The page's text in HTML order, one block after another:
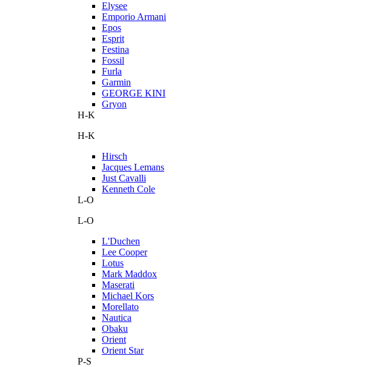
Elysee
Emporio Armani
Epos
Esprit
Festina
Fossil
Furla
Garmin
GEORGE KINI
Gryon
H-K
H-K
Hirsch
Jacques Lemans
Just Cavalli
Kenneth Cole
L-O
L-O
L'Duchen
Lee Cooper
Lotus
Mark Maddox
Maserati
Michael Kors
Morellato
Nautica
Obaku
Orient
Orient Star
P-S